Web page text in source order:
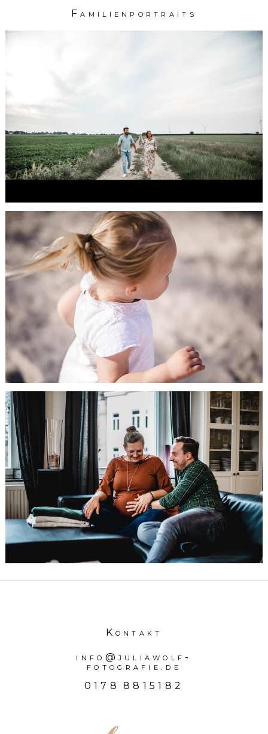
Familienportraits
Broichweiden
HIER GEHTS WEITER...
Mummy & Me
HIER GEHTS WEITER...
auf dem
Lousberg in
Aachen
HIER GEHTS WEITER...
Kontakt
info@juliawolf-
fotografie.de
0178 8815182